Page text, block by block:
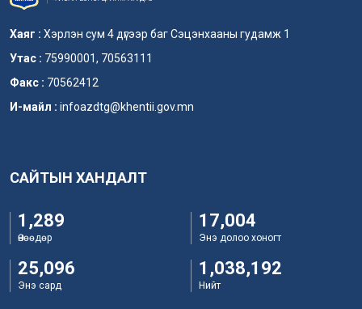
Хаяг : Хэрлэн сум 4 дүгээр баг Сэцэнхааны гудамж 1
Утас : 75990001, 70563111
Факс : 70562412
И-майл : infoazdtg@khentii.gov.mn
САЙТЫН ХАНДАЛТ
1,289
Өнөөдөр
17,004
Энэ долоо хоногт
25,096
Энэ сард
1,038,192
Нийт